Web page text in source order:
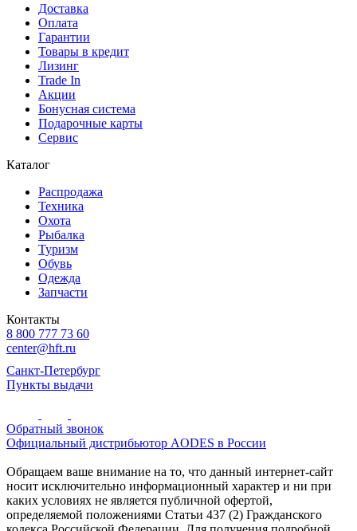
Доставка
Оплата
Гарантии
Товары в кредит
Лизинг
Trade In
Акции
Бонусная система
Подарочные карты
Сервис
Каталог
Распродажа
Техника
Охота
Рыбалка
Туризм
Обувь
Одежда
Запчасти
Контакты
8 800 777 73 60
center@hft.ru
Санкт-Петербург
Пункты выдачи
Обратный звонок
Официальный дистрибьютор AODES в России
Обращаем ваше внимание на то, что данный интернет-сайт
носит исключительно информационный характер и ни при
каких условиях не является публичной офертой,
определяемой положениями Статьи 437 (2) Гражданского